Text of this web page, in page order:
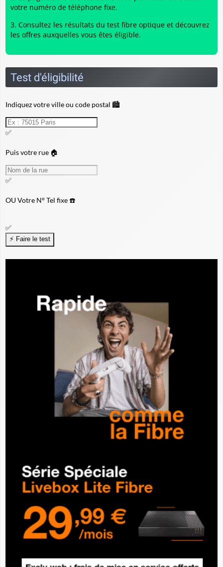
votre numéro de téléphone fixe.
Consultez les résultats du test fibre optique et découvrez
les offres auxquelles vous êtes éligible.
Test d'éligibilité
Indiquez votre ville ou code postal 🏙️
✅
Puis votre rue 🏠
✅
OUVotre N° Tel fixe ☎️
✅